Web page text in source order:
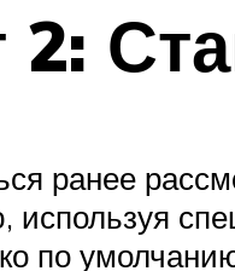
2:
ранее
используя
по